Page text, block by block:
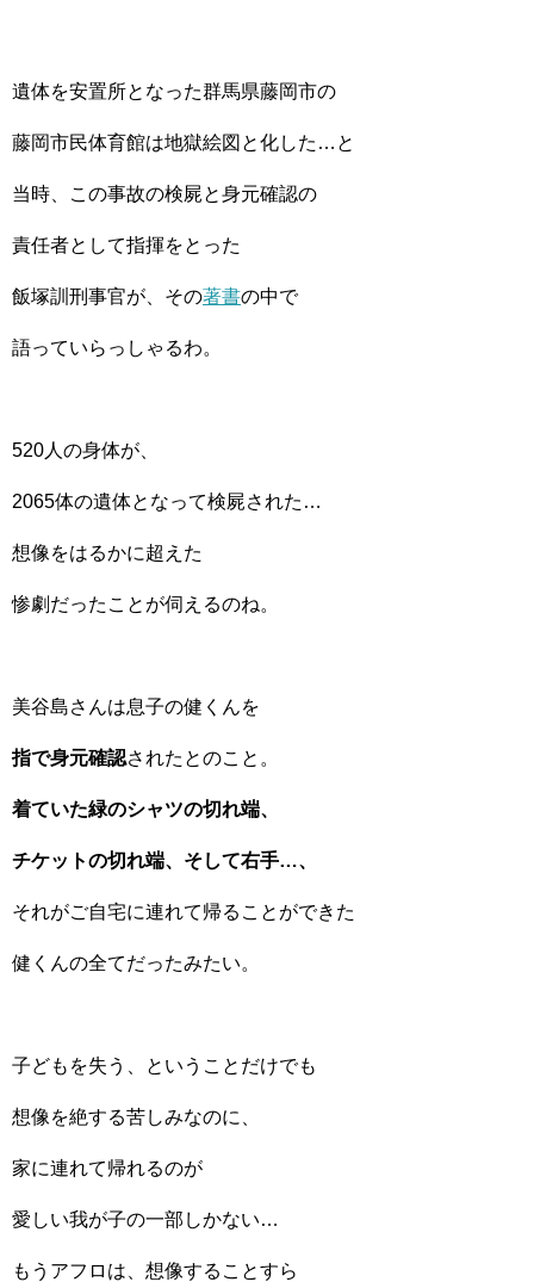
遺体を安置所となった群馬県藤岡市の
藤岡市民体育館は地獄絵図と化した…と
当時、この事故の検屍と身元確認の
責任者として指揮をとった
飯塚訓刑事官が、その著書の中で
語っていらっしゃるわ。
520人の身体が、
2065体の遺体となって検屍された…
想像をはるかに超えた
惨劇だったことが伺えるのね。
美谷島さんは息子の健くんを
指で身元確認されたとのこと。
着ていた緑のシャツの切れ端、
チケットの切れ端、そして右手…、
それがご自宅に連れて帰ることができた
健くんの全てだったみたい。
子どもを失う、ということだけでも
想像を絶する苦しみなのに、
家に連れて帰れるのが
愛しい我が子の一部しかない…
もうアフロは、想像することすら